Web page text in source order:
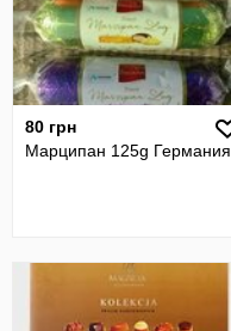
80 грн
Марципан 125g Германия